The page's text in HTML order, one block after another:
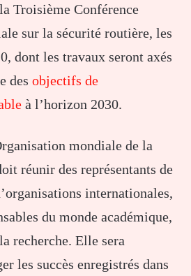
Troisième Conférence
sur la sécurité routière, les
dont les travaux seront axés
des objectifs de
à l’horizon 2030.
mondiale de la
réunir des représentants de
internationales,
du monde académique,
recherche. Elle sera
les succès enregistrés dans